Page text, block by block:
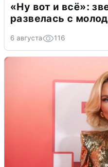
«Ну вот и всё»:
развелась с
6 августа 116